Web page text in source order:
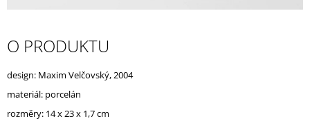
O PRODUKTU
design: Maxim Velčovský, 2004
materiál: porcelán
rozměry: 14 x 23 x 1,7 cm
O
P
O
R
U
Č